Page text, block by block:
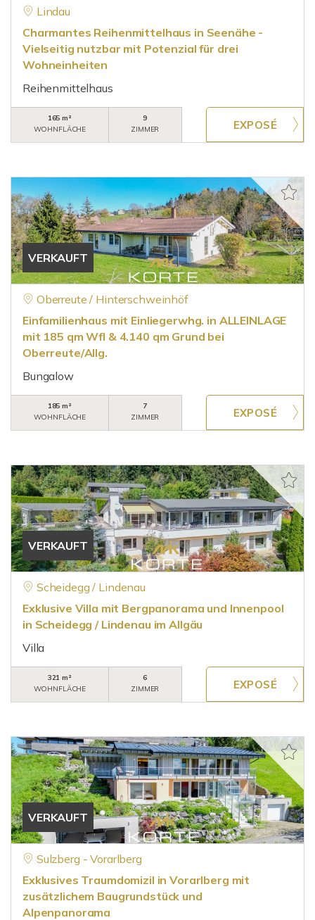
Lindau
Charmantes Reihenmittelhaus in Seenähe -
Vielseitig nutzbar mit Potenzial für drei
Wohneinheiten
Reihenmittelhaus
165 m²
WOHNFLÄCHE
9
ZIMMER
VERKAUFT
Oberreute / Hinterschweinhöf
Einfamilienhaus mit Einliegerwhg. in ALLEINLAGE
mit 185 qm Wfl & 4.140 qm Grund bei
Oberreute/Allg.
Bungalow
185 m²
WOHNFLÄCHE
7
ZIMMER
VERKAUFT
Scheidegg / Lindenau
Exklusive Villa mit Bergpanorama und Innenpool
in Scheidegg / Lindenau im Allgäu
Villa
321 m²
WOHNFLÄCHE
6
ZIMMER
VERKAUFT
Sulzberg - Vorarlberg
Exklusives Traumdomizil in Vorarlberg mit
zusätzlichem Baugrundstück und
Alpenpanorama